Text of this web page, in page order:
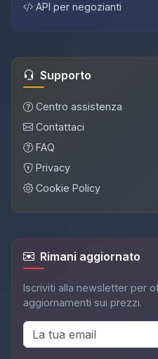
API per negozianti
Supporto
Centro assistenza
Contattaci
FAQ
Privacy
Cookie Policy
Rimani aggiornato
Iscriviti alla newsletter per
aggiornamenti sui prezzi.